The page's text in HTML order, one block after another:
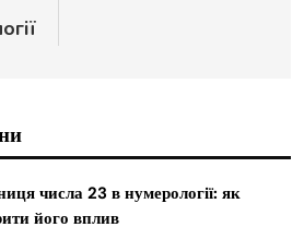
числа 23 в нумерології: як
його вплив